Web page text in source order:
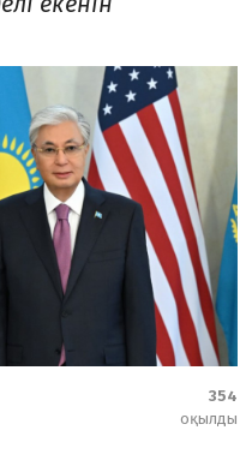
354
оқылды